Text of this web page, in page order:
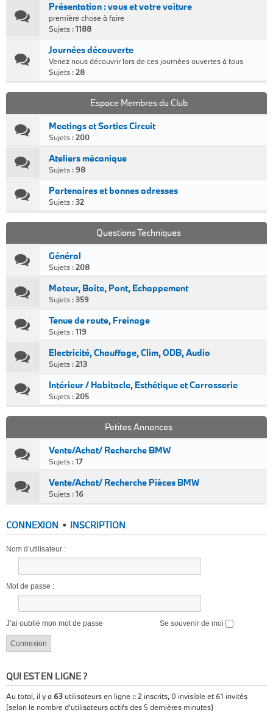
Présentation : vous et votre voiture
première chose à faire
Sujets :1188
Journées découverte
Venez nous découvrir lors de ces journées ouvertes à tous
Sujets :28
Espace Membres du Club
Meetings et Sorties Circuit
Sujets :200
Ateliers mécanique
Sujets :98
Partenaires et bonnes adresses
Sujets :32
Questions Techniques
Général
Sujets :208
Moteur, Boite, Pont, Echappement
Sujets :359
Tenue de route, Freinage
Sujets :119
Electricité, Chauffage, Clim, ODB, Audio
Sujets :213
Intérieur / Habitacle, Esthétique et Carrosserie
Sujets :205
Petites Annonces
Vente/Achat/ Recherche BMW
Sujets :17
Vente/Achat/ Recherche Pièces BMW
Sujets :16
CONNEXION • INSCRIPTION
Nom d’utilisateur :
Mot de passe :
J’ai oublié mon mot de passe Se souvenir de moi
QUI EST EN LIGNE ?
Au total, il y a 63 utilisateurs en ligne :: 2 inscrits, 0 invisible et 61 invités
(selon le nombre d’utilisateurs actifs des 5 dernières minutes)